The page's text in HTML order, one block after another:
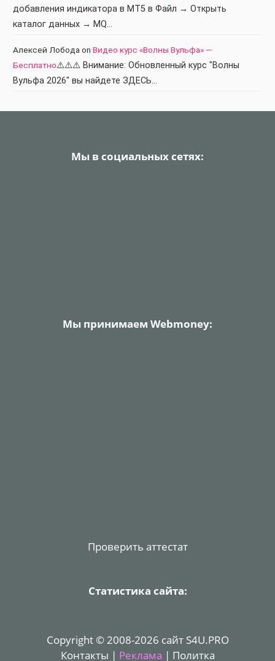
добавления индикатора в МТ5 в Файл → Открыть
каталог данных → MQ…
Алексей Лобода on Видео курс «Волны Вульфа» —
Бесплатно⚠️⚠️⚠️ Внимание: Обновленный курс "Волны
Вульфа 2026" вы найдете ЗДЕСЬ…
Мы в социальных сетях:
Мы принимаем Webmoney:
Проверить аттестат
Статистика сайта:
Copyright © 2008-2026 сайт S4U.PRO
Контакты | Реклама | Политка